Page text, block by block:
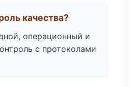
качества?
операционный и
с протоколами